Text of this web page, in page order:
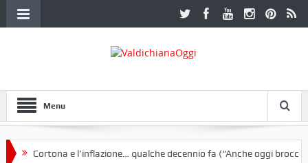
Menu
Cortona e l’inflazione… qualche decennio fa (“Anche oggi